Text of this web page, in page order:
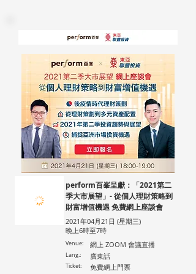
perform百峯呈獻：「2021第二
季大市展望」- 從個人理財策略到
財富增值機遇 免費網上座談會
2021年04月21日 (星期三)
晚上6時至7時
Venue: 網上 ZOOM 會議直播
Lang.: 廣東話
Ticket: 免費網上門票